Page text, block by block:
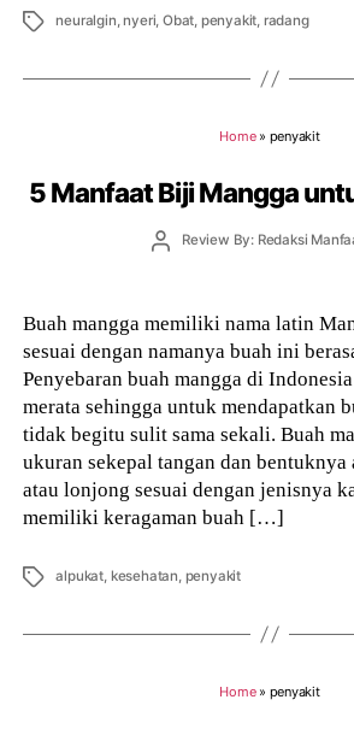
Tags neuralgin,nyeri, Obat, penyakit, radang
Home» penyakit
5 Manfaat Biji Mangga
PostReview By: Redaksi
Buah mangga memiliki nama latin
sesuai dengan namanya buah ini
Penyebaran buah mangga di
merata sehingga untuk mendapatkan
tidak begitu sulit sama sekali. Buah
ukuran sekepal tangan dan bentuknya
atau lonjong sesuai dengan jenisnya
memiliki keragaman buah […]
Tags alpukat, kesehatan, penyakit
Home» penyakit